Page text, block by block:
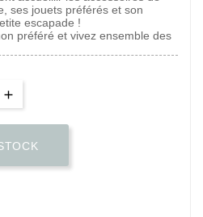
ses jouets préférés et son
escapade !
préféré et vivez ensemble des